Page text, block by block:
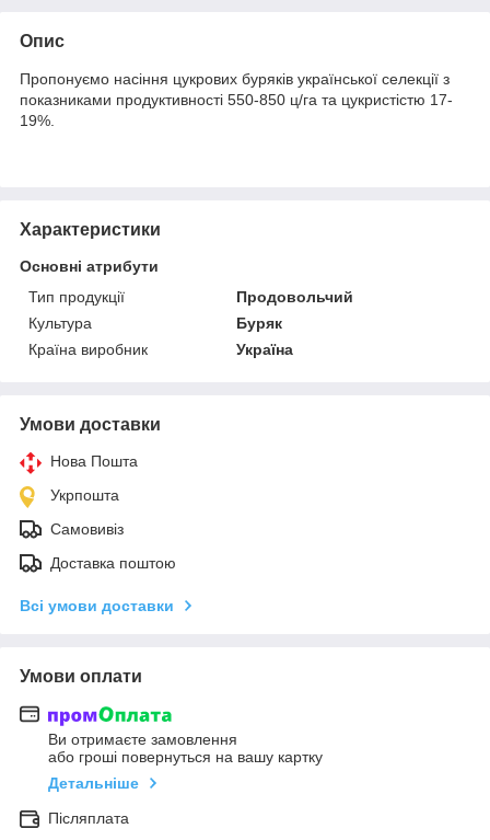
Опис
Пропонуємо насіння цукрових буряків української селекції з
показниками продуктивності 550-850 ц/га та цукристістю 17-
19%.
Характеристики
Основні атрибути
Тип продукції
Продовольчий
Культура
Буряк
Країна виробник
Україна
Умови доставки
Нова Пошта
Укрпошта
Самовивіз
Доставка поштою
Всі умови доставки
Умови оплати
Ви отримаєте замовлення
або гроші повернуться на вашу картку
Детальніше
Післяплата